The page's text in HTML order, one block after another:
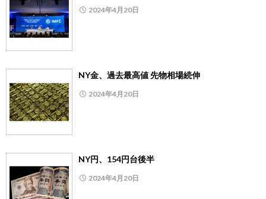
2024年4月20日
NY金、過去最高値 先物相場続伸
2024年4月20日
NY円、154円台後半
2024年4月20日